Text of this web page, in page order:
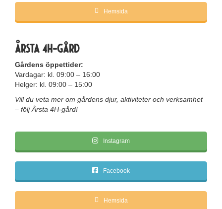
Hemsida
Årsta 4H-gård
Gårdens öppettider:
Vardagar: kl. 09:00 – 16:00
Helger: kl. 09:00 – 15:00
Vill du veta mer om gårdens djur, aktiviteter och verksamhet
– följ Årsta 4H-gård!
Instagram
Facebook
Hemsida